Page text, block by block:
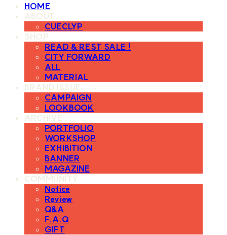
HOME
ABOUT
CUECLYP
SHOP
READ & REST SALE !
CITY FORWARD
ALL
MATERIAL
BRAND ISSUE
CAMPAIGN
LOOKBOOK
ARCHIVE
PORTFOLIO
WORKSHOP
EXHIBITION
BANNER
MAGAZINE
COMMUNITY
Notice
Review
Q&A
F.A.Q
GIFT